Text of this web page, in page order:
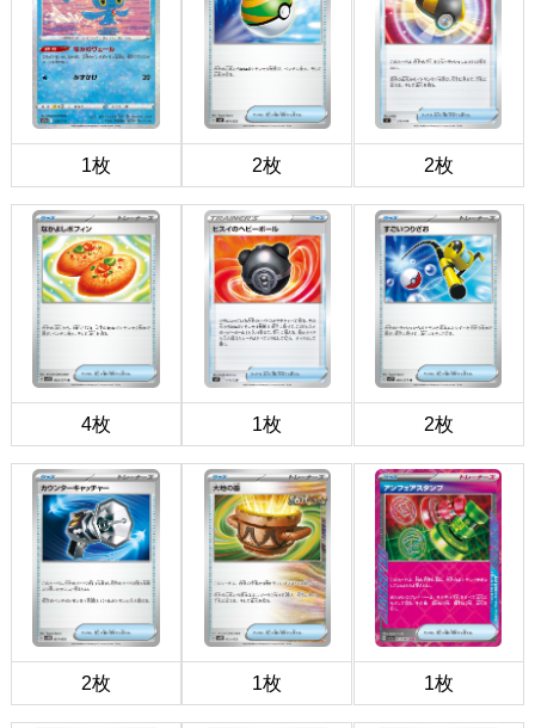
1枚 2枚 2枚
4枚 1枚 2枚
2枚 1枚 1枚